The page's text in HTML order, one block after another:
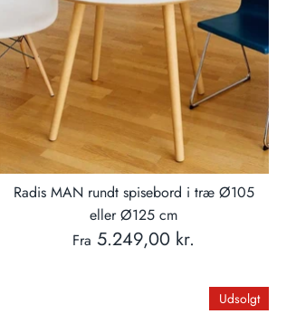
Radis MAN rundt spisebord i træ Ø105
eller Ø125 cm
Fra 5.249,00 kr.
Udsolgt